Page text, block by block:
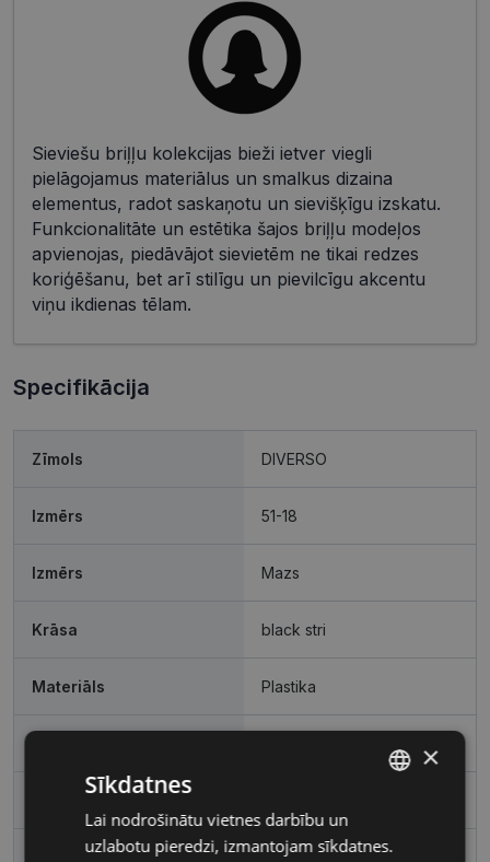
Sieviešu briļļu kolekcijas bieži ietver viegli
pielāgojamus materiālus un smalkus dizaina
elementus, radot saskaņotu un sievišķīgu izskatu.
Funkcionalitāte un estētika šajos briļļu modeļos
apvienojas, piedāvājot sievietēm ne tikai redzes
koriģēšanu, bet arī stilīgu un pievilcīgu akcentu
viņu ikdienas tēlam.
Specifikācija
Zīmols DIVERSO
Izmērs 51-18
Izmērs Mazs
Krāsa black stri
Materiāls Plastika
Lēcas platums, mm 51 RUSSIAN
×
Sīkdatnes
Lai nodrošinātu vietnes darbību un
uzlabotu pieredzi, izmantojam sīkdatnes.